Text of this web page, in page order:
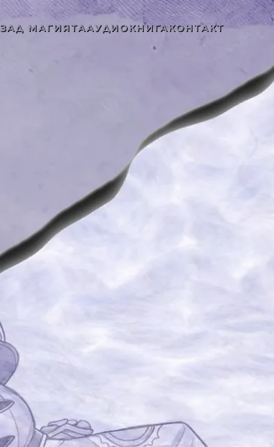
ЗАД МАГИЯТААУДИОКНИГАКОНТАКТ